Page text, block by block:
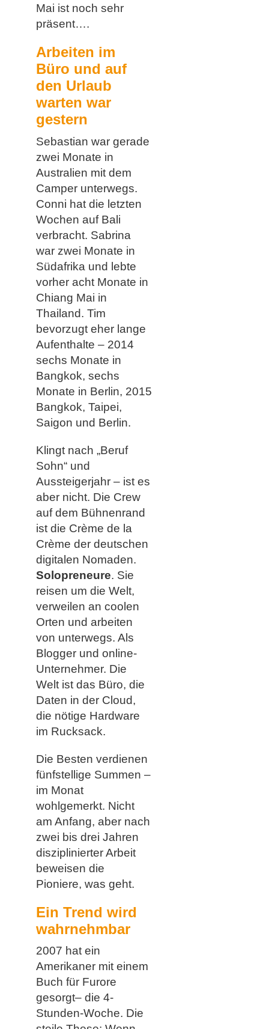
Mai ist noch sehr
präsent….
Arbeiten im
Büro und auf
den Urlaub
warten war
gestern
Sebastian war gerade
zwei Monate in
Australien mit dem
Camper unterwegs.
Conni hat die letzten
Wochen auf Bali
verbracht. Sabrina
war zwei Monate in
Südafrika und lebte
vorher acht Monate in
Chiang Mai in
Thailand. Tim
bevorzugt eher lange
Aufenthalte – 2014
sechs Monate in
Bangkok, sechs
Monate in Berlin, 2015
Bangkok, Taipei,
Saigon und Berlin.
Klingt nach „Beruf
Sohn“ und
Aussteigerjahr – ist es
aber nicht. Die Crew
auf dem Bühnenrand
ist die Crème de la
Crème der deutschen
digitalen Nomaden.
Solopreneure. Sie
reisen um die Welt,
verweilen an coolen
Orten und arbeiten
von unterwegs. Als
Blogger und online-
Unternehmer. Die
Welt ist das Büro, die
Daten in der Cloud,
die nötige Hardware
im Rucksack.
Die Besten verdienen
fünfstellige Summen –
im Monat
wohlgemerkt. Nicht
am Anfang, aber nach
zwei bis drei Jahren
disziplinierter Arbeit
beweisen die
Pioniere, was geht.
Ein Trend wird
wahrnehmbar
2007 hat ein
Amerikaner mit einem
Buch für Furore
gesorgt– die 4-
Stunden-Woche. Die